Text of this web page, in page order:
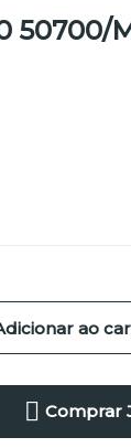
50700/
ao
Comprar